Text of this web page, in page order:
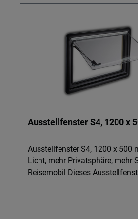
Ausstellfenster S4, 1200 x
Ausstellfenster S4, 1200 x 500
Licht, mehr Privatsphäre, mehr
Reisemobil Dieses Ausstellfenster S4-